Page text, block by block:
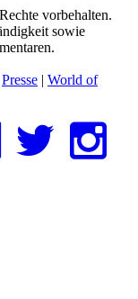
vorbehalten.
sowie
Presse | World of